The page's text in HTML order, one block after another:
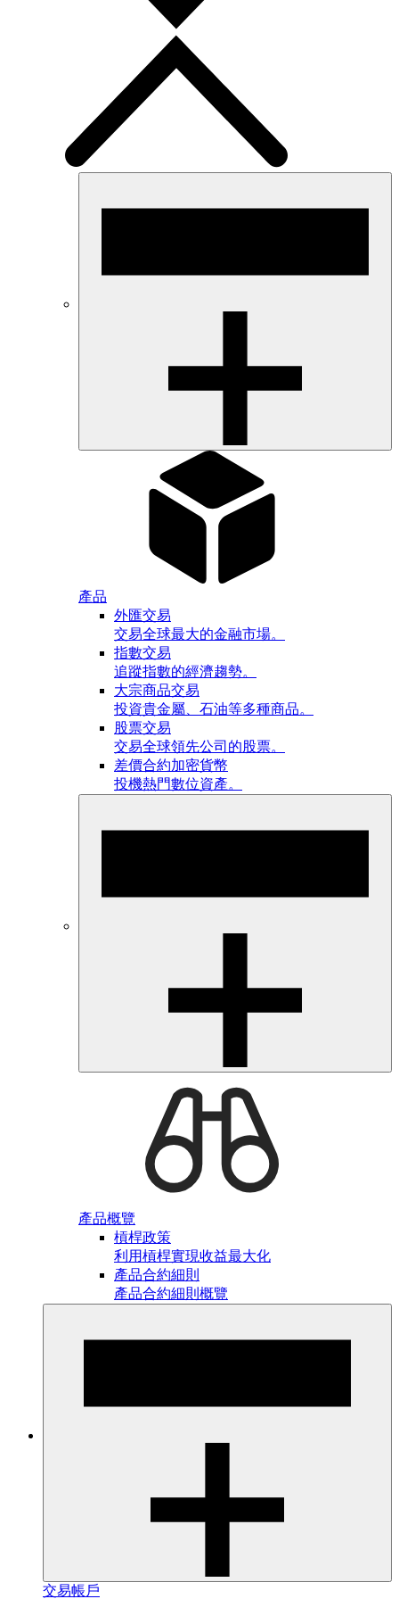
產品
外匯交易
交易全球最大的金融市場。
指數交易
追蹤指數的經濟趨勢。
大宗商品交易
投資貴金屬、石油等多種商品。
股票交易
交易全球領先公司的股票。
差價合約加密貨幣
投機熱門數位資產。
產品概覽
槓桿政策
利用槓桿實現收益最大化
產品合約細則
產品合約細則概覽
交易帳戶